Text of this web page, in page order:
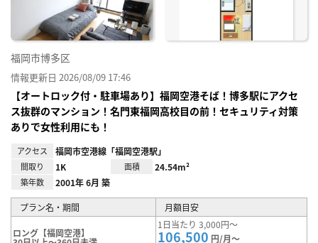
福岡市博多区
情報更新日 2026/08/09 17:46
【オートロック付・駐車場あり】福岡空港そば！博多駅にアクセ
ス抜群のマンション！名門東福岡高校目の前！セキュリティ対策
ありで女性利用にも！
アクセス 福岡市空港線「福岡空港駅」
間取り 1K 面積 24.54m²
築年数 2001年 6月 築
プラン名・期間 月額目安
ロング【福岡空港】
1日当たり 3,000円～
106,500 円/月～